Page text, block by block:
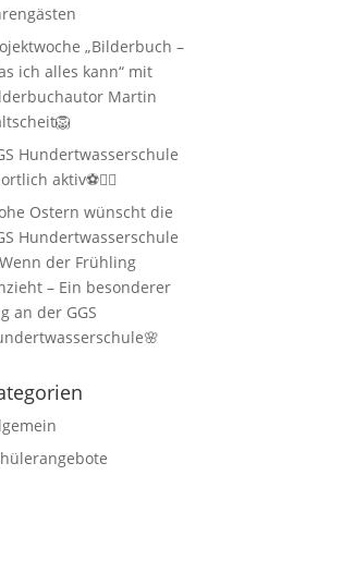
„Bilderbuch –
ich alles kann“ mit
Martin
Hundertwasserschule
aktiv⚽🏃‍♂️
Ostern wünscht die
Hundertwasserschule
der Frühling
– Ein besonderer
an der GGS